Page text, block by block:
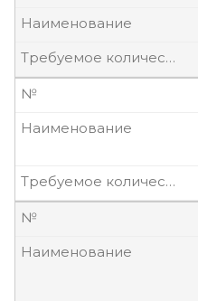
Наименование
Требуемое количество, шт
№
Наименование
Требуемое количество, шт
№
Наименование